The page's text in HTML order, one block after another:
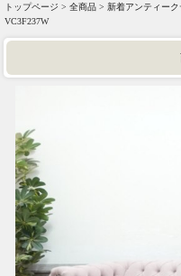
トップページ > 全商品 > 新着アンティーク
VC3F237W